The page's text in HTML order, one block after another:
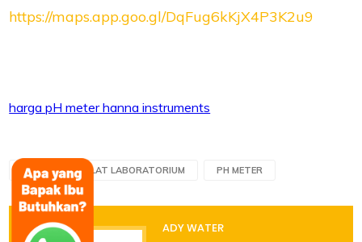
https://maps.app.goo.gl/DqFug6kKjX4P3K2u9
harga pH meter hanna instruments
TAGS : ALAT LABORATORIUM PH METER
ADY WATER